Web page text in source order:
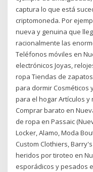
captura lo que está
criptomoneda. Por
nueva y genuina que
racionalmente las
Teléfonos móviles en
electrónicos Joyas,
ropa Tiendas de
para dormir Cosméticos
para el hogar Artículos
Comprar barato en
de ropa en Passaic
Locker, Alamo, Moda
Custom Clothiers,
heridos por tiroteo en
esporádicos y pesados